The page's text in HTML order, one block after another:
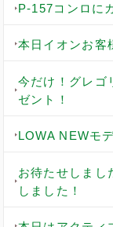
P-157コンロに
本日イオンお客
今だけ！グレゴ
ゼント！
LOWA NEWモ
お待たせしまし
しました！